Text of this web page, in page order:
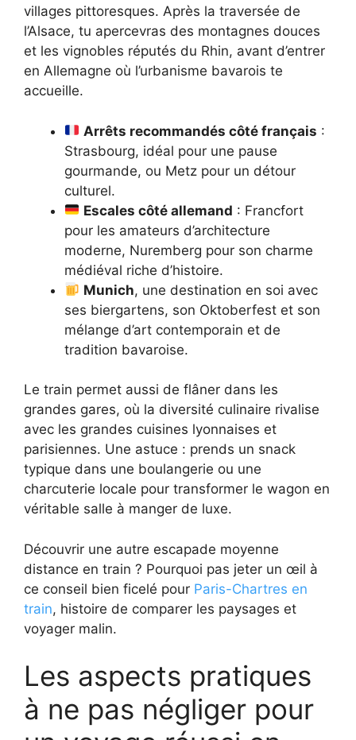
villages pittoresques. Après la traversée de
l’Alsace, tu apercevras des montagnes douces
et les vignobles réputés du Rhin, avant d’entrer
en Allemagne où l’urbanisme bavarois te
accueille.
Arrêts recommandés côté français :
Strasbourg, idéal pour une pause
gourmande, ou Metz pour un détour
culturel.
Escales côté allemand : Francfort
pour les amateurs d’architecture
moderne, Nuremberg pour son charme
médiéval riche d’histoire.
Munich, une destination en soi avec
ses biergartens, son Oktoberfest et son
mélange d’art contemporain et de
tradition bavaroise.
Le train permet aussi de flâner dans les
grandes gares, où la diversité culinaire rivalise
avec les grandes cuisines lyonnaises et
parisiennes. Une astuce : prends un snack
typique dans une boulangerie ou une
charcuterie locale pour transformer le wagon en
véritable salle à manger de luxe.
Découvrir une autre escapade moyenne
distance en train ? Pourquoi pas jeter un œil à
ce conseil bien ficelé pour Paris-Chartres en
train, histoire de comparer les paysages et
voyager malin.
Les aspects pratiques
à ne pas négliger pour